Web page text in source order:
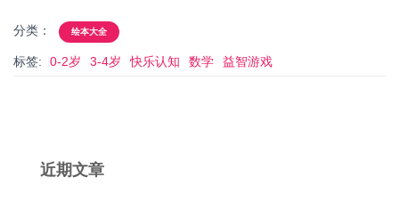
分类： 绘本大全
标签: 0-2岁 3-4岁 快乐认知 数学 益智游戏
近期文章